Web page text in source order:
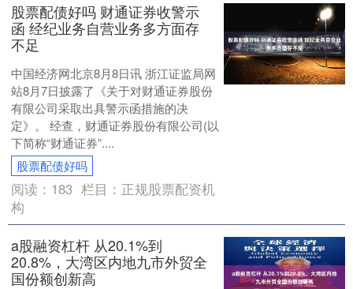
股票配债好吗 财通证券收警示
函 经纪业务自营业务多方面存
不足
中国经济网北京8月8日讯 浙江证监局网
站8月7日披露了《关于对财通证券股份
有限公司采取出具警示函措施的决
定》。 经查，财通证券股份有限公司(以
下简称“财通证券”....
股票配债好吗
阅读： 183 栏目： 正规股票配资机
构
a股融资杠杆 从20.1%到
20.8%，大湾区内地九市外贸全
国份额创新高